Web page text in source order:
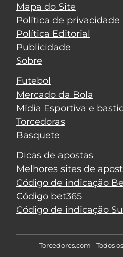
Mapa do Site
Política de privacidade
Política Editorial
Publicidade
Sobre
Futebol
Mercado da Bola
Mídia Esportiva e
Torcedoras
Basquete
Dicas de apostas
Melhores sites de
Código de indicação
Código bet365
Código de indicação
Torcedores.com - Todos